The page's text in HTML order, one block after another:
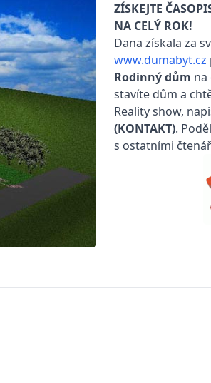
ZÍSKEJTE
NA CELÝ ROK!
Dana získala za
www.dumabyt.cz
Rodinný dům na
stavíte dům a
Reality show,
(KONTAKT).
s ostatními